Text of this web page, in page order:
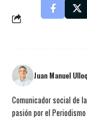
Juan Manuel
Comunicador social de
pasión por el Periodismo